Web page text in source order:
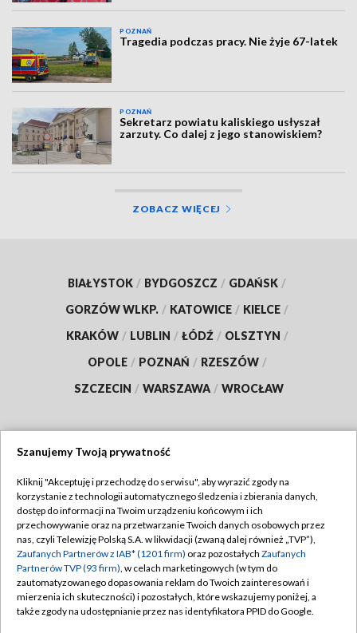
POZNAŃ
Tragedia podczas pracy. Nie żyje 67-latek
POZNAŃ
Sekretarz powiatu kaliskiego usłyszał
zarzuty. Co dalej z jego stanowiskiem?
ZOBACZ WIĘCEJ
BIAŁYSTOK / BYDGOSZCZ / GDAŃSK /
GORZÓW WLKP. / KATOWICE / KIELCE /
KRAKÓW / LUBLIN / ŁÓDŹ / OLSZTYN /
OPOLE / POZNAŃ / RZESZÓW /
SZCZECIN / WARSZAWA / WROCŁAW
TVP
Abonament TVP
Emisja w TVP
Centrum informacji TVP
Naziemna Telewizja Cyfrowa
Regulamin TVP
Polityka prywatności
Moje zgody
Pomoc
Szanujemy Twoją prywatność
Kliknij "Akceptuję i przechodzę do serwisu", aby wyrazić zgody na
korzystanie z technologii automatycznego śledzenia i zbierania danych,
dostęp do informacji na Twoim urządzeniu końcowym i ich
przechowywanie oraz na przetwarzanie Twoich danych osobowych przez
nas, czyli Telewizję Polską S.A. w likwidacji (zwaną dalej również „TVP”),
Zaufanych Partnerów z IAB* (1201 firm) oraz pozostałych Zaufanych
Partnerów TVP (93 firm), w celach marketingowych (w tym do
zautomatyzowanego dopasowania reklam do Twoich zainteresowań i
mierzenia ich skuteczności) i pozostałych, które wskazujemy poniżej, a
także zgody na udostępnianie przez nas identyfikatora PPID do Google.